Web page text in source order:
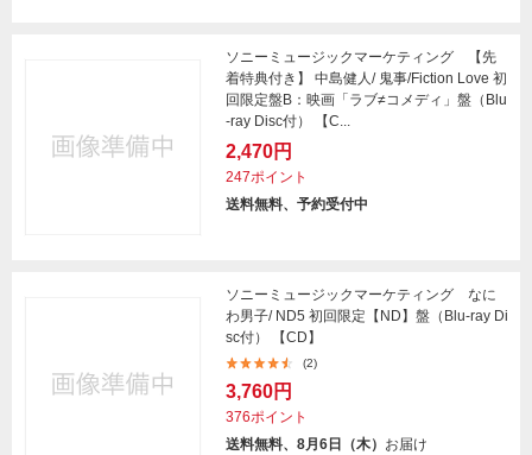
ソニーミュージックマーケティング 【先
着特典付き】 中島健人/ 鬼事/Fiction Love 初
回限定盤B：映画「ラブ≠コメディ」盤（Blu
-ray Disc付） 【C...
2,470円
247ポイント
送料無料、予約受付中
ソニーミュージックマーケティング なに
わ男子/ ND5 初回限定【ND】盤（Blu-ray Di
sc付） 【CD】
(2)
3,760円
376ポイント
送料無料、8月6日（木） お届け